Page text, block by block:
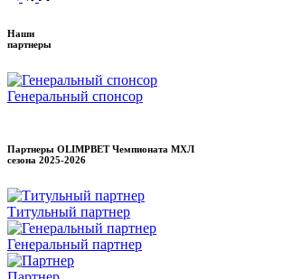
Наши
партнеры
Генеральный спонсор
Партнеры OLIMPBET Чемпионата МХЛ
сезона 2025-2026
Титульный партнер
Генеральный партнер